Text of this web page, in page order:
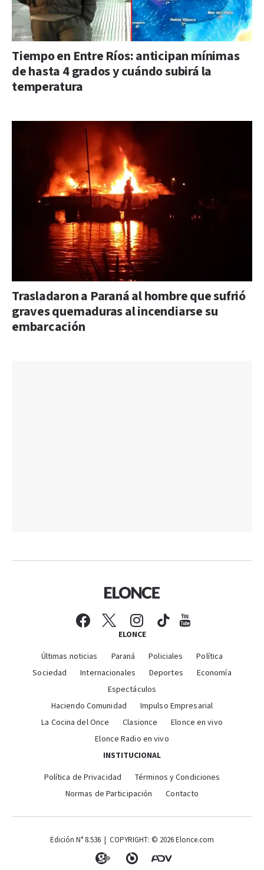
Tiempo en Entre Ríos: anticipan mínimas
de hasta 4 grados y cuándo subirá la
temperatura
Trasladaron a Paraná al hombre que sufrió
graves quemaduras al incendiarse su
embarcación
ELONCE
Últimas noticias Paraná Policiales
Política
Sociedad
Internacionales Deportes
Economía
Espectáculos
Haciendo Comunidad
Impulso Empresarial
La Cocina del Once
Clasionce
Elonce en vivo
Elonce Radio en vivo
INSTITUCIONAL
Política de Privacidad
Términos y Condiciones
Normas de Participación
Contacto
Edición N° 8.536 | COPYRIGHT: © 2026 Elonce.com